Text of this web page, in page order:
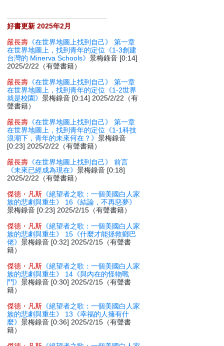
好書更新 2025年2月
嚴長壽 《在世界地圖上找到自己》 第一章
在世界地圖上，找到青年的定位《1-3創建
台灣的 Minerva Schools》景梅錄音 [0:14]
2025/2/22（有聲書籍）
嚴長壽 《在世界地圖上找到自己》 第一章
在世界地圖上，找到青年的定位《1-2世界
就是校園》景梅錄音 [0:14] 2025/2/22（有
聲書籍）
嚴長壽 《在世界地圖上找到自己》 第一章
在世界地圖上，找到青年的定位《1-1科技
浪潮下，青年的未來何在？》景梅錄音
[0:23] 2025/2/22（有聲書籍）
嚴長壽 《在世界地圖上找到自己》 前言
《未來已經成為現在》景梅錄音 [0:18]
2025/2/22（有聲書籍）
傑德・凡斯 《絕望者之歌：一個美國白人家
族的悲劇與重生》 16《結論，不再惡夢》
景梅錄音 [0:23] 2025/2/15（有聲書籍）
傑德・凡斯 《絕望者之歌：一個美國白人家
族的悲劇與重生》 15《什麼才能拯救鄉巴
佬》景梅錄音 [0:32] 2025/2/15（有聲書
籍）
傑德・凡斯 《絕望者之歌：一個美國白人家
族的悲劇與重生》 14《與內在的怪物戰
鬥》景梅錄音 [0:30] 2025/2/15（有聲書
籍）
傑德・凡斯 《絕望者之歌：一個美國白人家
族的悲劇與重生》 13《幸福的人擁有什
麼》景梅錄音 [0:36] 2025/2/15（有聲書
籍）